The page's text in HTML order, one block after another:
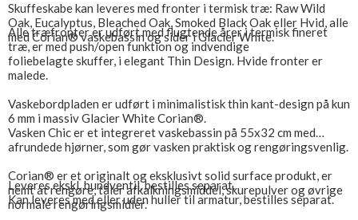
Skuffeskabe kan leveres med fronter i termisk træ: Raw Wild
Oak, Eucalyptus, Bleached Oak, Smoked Black Oak eller Hvid, alle
med Corian® vaskebassin og sider i Glacier White.
Alle træfronter er udført med flugtende årer i termisk fineret
træ, er med push/open funktion og indvendige
foliebelagte skuffer, i elegant Thin Design. Hvide fronter er
malede.
Vaskebordpladen er udført i minimalistisk thin kant-design på kun
6 mm i massiv Glacier White Corian®.
Vasken Chic er et integreret vaskebassin på 55x32 cm med
afrundede hjørner, som gør vasken praktisk og rengøringsvenlig.
Corian® er et originalt og eksklusivt solid surface produkt, er
nemt at rengøre, tåler afkalkningsmiddel, skurepulver og øvrige
normale rengøringsmidler.
Leveres ekskl. bundventil, bestilles separat.
Kan leveres med eller uden huller til armatur, bestilles separat.